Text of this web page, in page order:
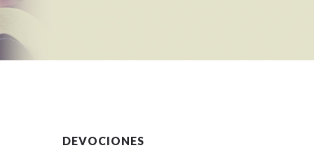
DEVOCIONES